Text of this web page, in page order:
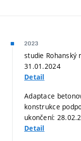
2023
studie Rohanský
31.01.2024
Detail
Adaptace
konstrukce
ukončení:
Detail